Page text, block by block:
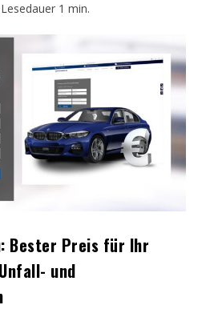
Lesedauer 1 min.
Bester Preis für Ihr
und